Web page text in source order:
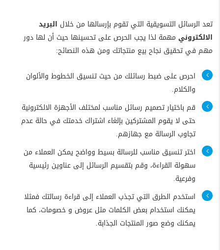
تعد الرسائل التسويقية التي تقوم بإرسالها من خلال البريد
الالكتروني مهمة لذا يجب الحرص على تحسينها حيث أن لها دور
مهم في تحقيق نجاح بيع منتجاتك ومن هذه النصائح:
احرص على ضبط رسائلك من حيث تنسيق الخطوط والألوان
والكلام.
قم باختيار تصميم رسائل مناسب لمختلف الأجهزة الالكترونية
حتى لا يقوم المشتركين بإلغاء اشتراك خدمتك في حالة عدم
تجاوب الرسالة مع جهازهم.
اختر تنسيق مناسب للرسالة بسيط وواضح يمكن العملاء من
سهولة القراءة، وقم بتقسيم الرسائل إلى عناوين رئيسية
وفرعية.
استخدم الطرق التي تجذب العملاء إلى قراءة رسالتك فمثلا
يمكنك استخدام بعض الكلمات مثل عروض و خصومات، كما
يمكنك وضع صور المنتجات الجذابة.